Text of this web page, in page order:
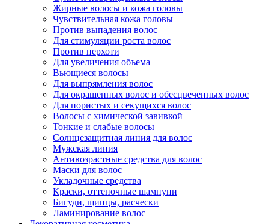
Жирные волосы и кожа головы
Чувствительная кожа головы
Против выпадения волос
Для стимуляции роста волос
Против перхоти
Для увеличения объема
Вьющиеся волосы
Для выпрямления волос
Для окрашенных волос и обесцвеченных волос
Для пористых и секущихся волос
Волосы с химической завивкой
Тонкие и слабые волосы
Солнцезащитная линия для волос
Мужская линия
Антивозрастные средства для волос
Маски для волос
Укладочные средства
Краски, оттеночные шампуни
Бигуди, щипцы, расчески
Ламинирование волос